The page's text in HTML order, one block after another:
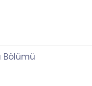
Bölümü